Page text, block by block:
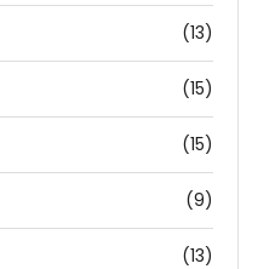
(13)
(15)
(15)
(9)
(13)